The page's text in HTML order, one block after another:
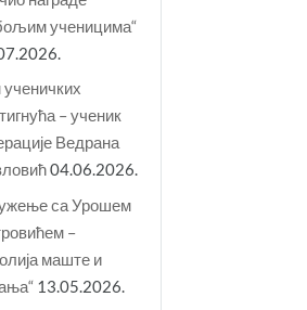
ученицима“
– ученик
Ведрана
04.06.2026.
са Урошем
–
маште и
13.05.2026.